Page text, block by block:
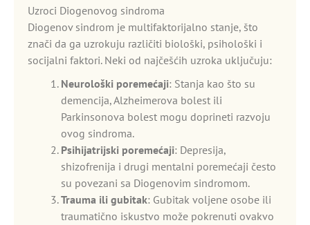
Uzroci Diogenovog sindroma
Diogenov sindrom je multifaktorijalno stanje, što
znači da ga uzrokuju različiti biološki, psihološki i
socijalni faktori. Neki od najčešćih uzroka uključuju:
Neurološki poremećaji: Stanja kao što su
demencija, Alzheimerova bolest ili
Parkinsonova bolest mogu doprineti razvoju
ovog sindroma.
Psihijatrijski poremećaji: Depresija,
shizofrenija i drugi mentalni poremećaji često
su povezani sa Diogenovim sindromom.
Trauma ili gubitak: Gubitak voljene osobe ili
traumatično iskustvo može pokrenuti ovakvo